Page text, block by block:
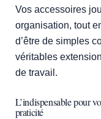
Vos accessoires
organisation, tout
d’être de simples
véritables
de travail.
L’indispensable pour
praticité